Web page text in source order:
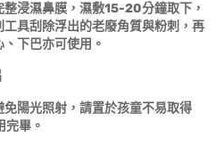
浸濕鼻膜，濕敷15-20分鐘取下，
具刮除浮出的老廢角質與粉刺，再
下巴亦可使用。
陽光照射，請置於孩童不易取得
完畢。